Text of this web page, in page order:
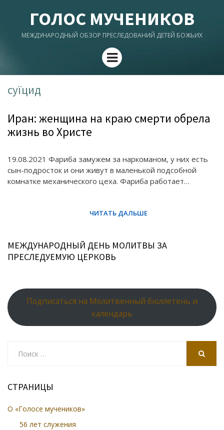
ГОЛОС МУЧЕНИКОВ
МЕЖДУНАРОДНЫЙ ОБЗОР ПРЕСЛЕДОВАНИЙ ДЕТЕЙ БОЖЬИХ
Menu
суїцид
Иран: женщина на краю смерти обрела
жизнь во Христе
19.08.2021 Фариба замужем за наркоманом, у них есть
сын-подросток и они живут в маленькой подсобной
комнатке механического цеха. Фариба работает…
МЕЖДУНАРОДНЫЙ ДЕНЬ МОЛИТВЫ ЗА
ПРЕСЛЕДУЕМУЮ ЦЕРКОВЬ
Подписаться на Молитвенный бюллетень и
календарь
СТРАНИЦЫ
О «Голосе мучеников»
56 лет служения